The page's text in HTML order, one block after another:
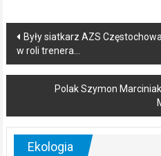
Post
navigation
Były siatkarz AZS
w roli trenera…
Polak Szymon
Ekologia